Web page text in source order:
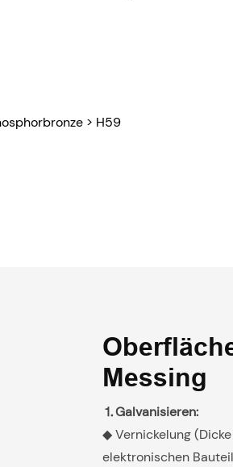
> H59
Messing
⒈Galvanisieren:
◆ Vernickelung
elektronischen